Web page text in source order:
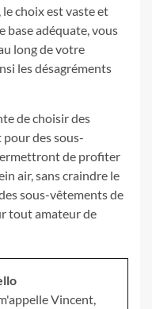
choix est vaste et
base adéquate, vous
long de votre
les désagréments
de choisir des
des sous-
de profiter
air, sans craindre le
sous-vêtements de
tout amateur de
Vincent,